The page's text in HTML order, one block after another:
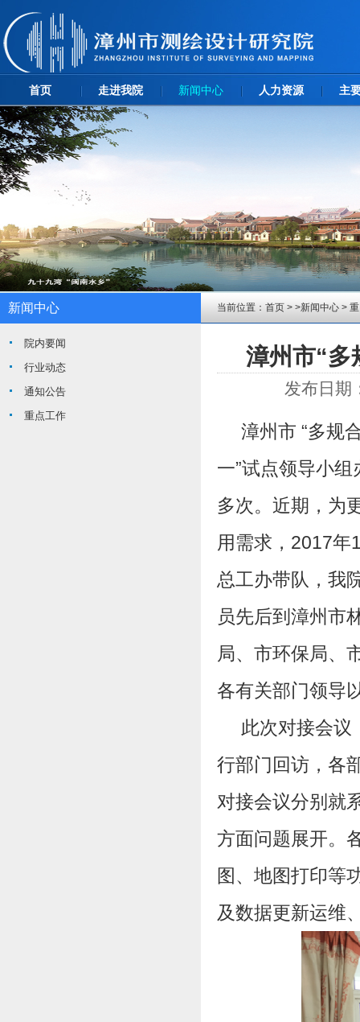
首页 走进我院 新闻中心 人力资源 主
新闻中心
院内要闻
行业动态
通知公告
重点工作
当前位置： 首页 > >新闻中心 >
漳州市“多
发布日
漳州市 “多规
一”试点领导小
多次。近期，为
用需求，2017年
总工办带队，我
员先后到漳州市
局、市环保局、
各有关部门领导
此次对接会议
行部门回访，各
对接会议分别就
方面问题展开。
图、地图打印等
及数据更新运维